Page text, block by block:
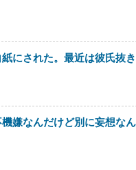
にされた。最近は彼氏抜
嫌なんだけど別に妄想な